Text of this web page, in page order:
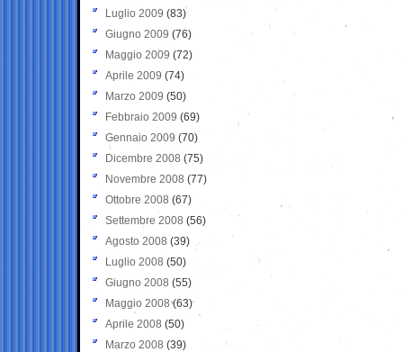
Luglio 2009 (83)
Giugno 2009 (76)
Maggio 2009 (72)
Aprile 2009 (74)
Marzo 2009 (50)
Febbraio 2009 (69)
Gennaio 2009 (70)
Dicembre 2008 (75)
Novembre 2008 (77)
Ottobre 2008 (67)
Settembre 2008 (56)
Agosto 2008 (39)
Luglio 2008 (50)
Giugno 2008 (55)
Maggio 2008(63)
Aprile 2008 (50)
Marzo 2008 (39)